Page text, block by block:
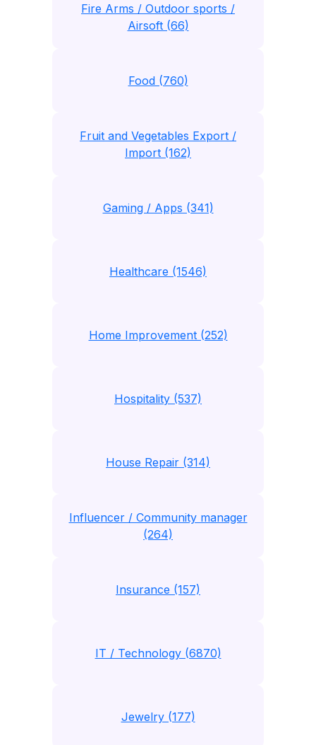
Fire Arms / Outdoor sports /
Airsoft (66)
Food (760)
Fruit and Vegetables Export /
Import (162)
Gaming / Apps (341)
Healthcare (1546)
Home Improvement (252)
Hospitality (537)
House Repair (314)
Influencer / Community manager
(264)
Insurance (157)
IT / Technology (6870)
Jewelry (177)